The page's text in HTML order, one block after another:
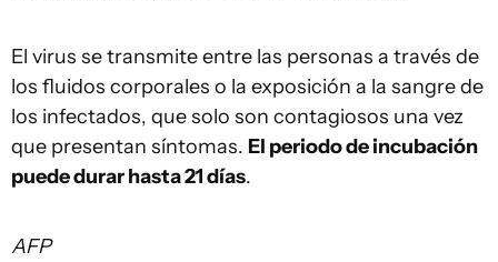
El virus se transmite entre las personas a través de
los fluidos corporales o la exposición a la sangre de
los infectados, que solo son contagiosos una vez
que presentan síntomas. El periodo de incubación
puede durar hasta 21 días.
AFP